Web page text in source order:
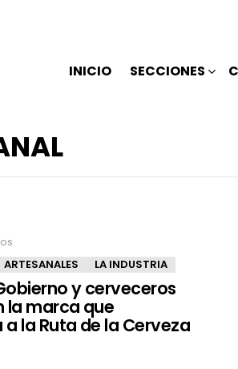
INICIO SECCIONES
ARTESANALES LA INDUSTRIA
y cerveceros
la marca que
la Ruta de la Cerveza